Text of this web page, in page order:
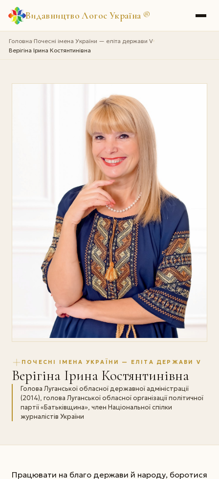
Видавництво Логос Україна ®
Головна›Почесні імена України — еліта держави V›
Верігіна Ірина Костянтинівна
ПОЧЕСНІ ІМЕНА УКРАЇНИ — ЕЛІТА ДЕРЖАВИ V
Верігіна Ірина Костянтинівна
Голова Луганської обласної державної адміністрації
(2014), голова Луганської обласної організації політичної
партії «Батьківщина», член Національної спілки
журналістів України
Працювати на благо держави й народу, боротися